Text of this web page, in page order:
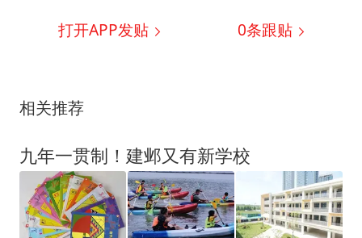
打开APP发贴 0条跟贴
相关推荐
九年一贯制！建邺又有新学校